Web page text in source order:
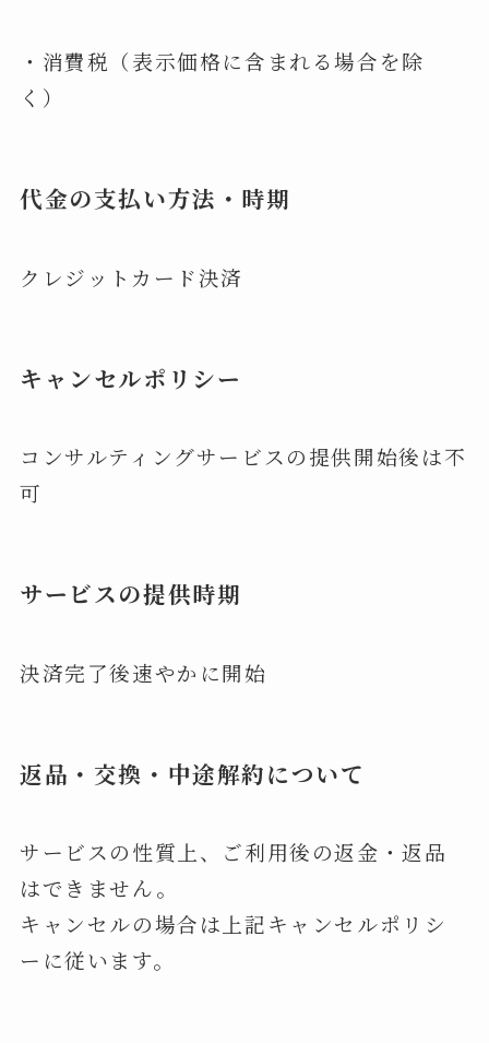
・消費税（表示価格に含まれる場合を除
く）
代金の支払い方法・時期
クレジットカード決済
キャンセルポリシー
コンサルティングサービスの提供開始後は不
可
サービスの提供時期
決済完了後速やかに開始
返品・交換・中途解約について
サービスの性質上、ご利用後の返金・返品
はできません。
キャンセルの場合は上記キャンセルポリシ
ーに従います。